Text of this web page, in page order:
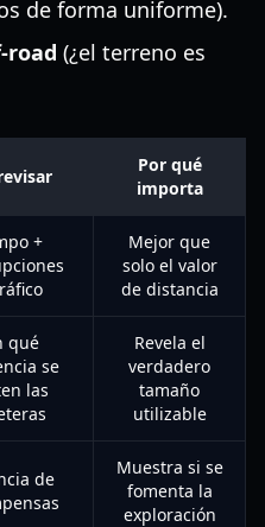
de forma uniforme).
road (¿el terreno es
Por qué
importa
+
Mejor que
solo el valor
de distancia
qué
se
las
Revela el
verdadero
tamaño
utilizable
de
Muestra si se
fomenta la
exploración